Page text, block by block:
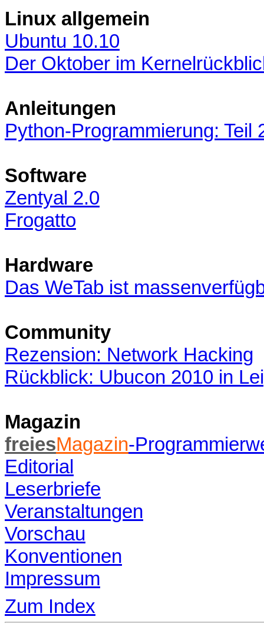
Linux allgemein
Ubuntu 10.10
Der Oktober im
Anleitungen
Python-Programmierung: Teil
Software
Zentyal 2.0
Frogatto
Hardware
Das WeTab ist
Community
Rezension: Network Hacking
Rückblick: Ubucon 2010 in
Magazin
freiesMagazin-
Editorial
Leserbriefe
Veranstaltungen
Vorschau
Konventionen
Impressum
Zum Index